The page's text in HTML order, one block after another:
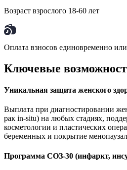
Возраст взрослого 18-60 лет
Оплата взносов единовременно
Ключевые
Уникальная защита женского
Выплата при диагностировании
рак in-situ) на любых стадиях,
косметологии и пластических
беременных и покрытие
Программа СОЗ-30 (инфаркт,